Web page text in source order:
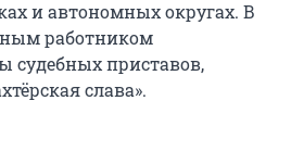
и автономных округах. В
работником
судебных приставов,
слава».